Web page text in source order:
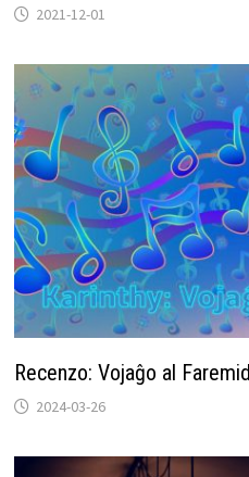
2021-12-01
Recenzo: Vojaĝo al
2024-03-26